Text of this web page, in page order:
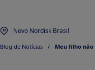
Novo Nordisk Brasil
Blog de Notícias
  /
Meu filho não